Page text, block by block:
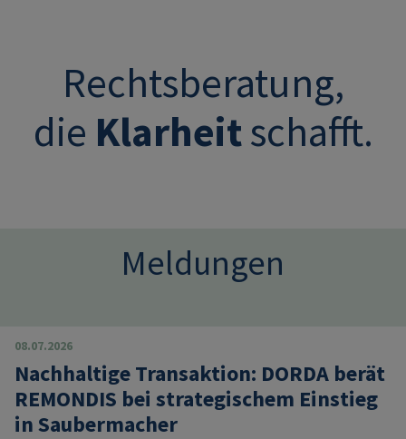
Rechtsberatung,
die Klarheitschafft.
Meldungen
08.07.2026
Nachhaltige Transaktion: DORDA berät
REMONDIS bei strategischem Einstieg
in Saubermacher